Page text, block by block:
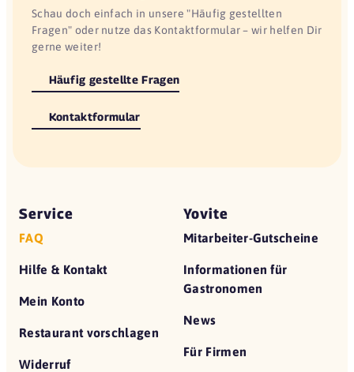
Schau doch einfach in unsere "Häufig gestellten
Fragen" oder nutze das Kontaktformular – wir helfen Dir
gerne weiter!
Häufig gestellte Fragen
Kontaktformular
Service
FAQ
Hilfe & Kontakt
Mein Konto
Restaurant vorschlagen
Widerruf
Yovite
Mitarbeiter-Gutscheine
Informationen für
Gastronomen
News
Für Firmen